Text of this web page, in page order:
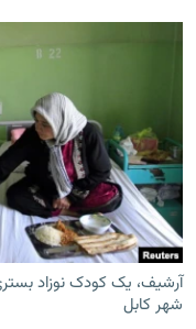
آرشیف، یک کودک نوزاد
شهر کابل